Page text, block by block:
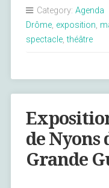
de
Category: Agenda
Drôme, exposition,
spectacle,théâtre
de
Grande